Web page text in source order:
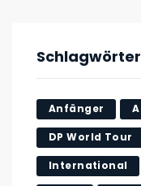
Schlagwörter
Anfänger
DP World Tour
International